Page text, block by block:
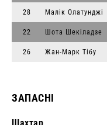
28 Малік Олатунджі
22 Шота Шекіладзе
26 Жан-Марк Тібу
ЗАПАСНІ